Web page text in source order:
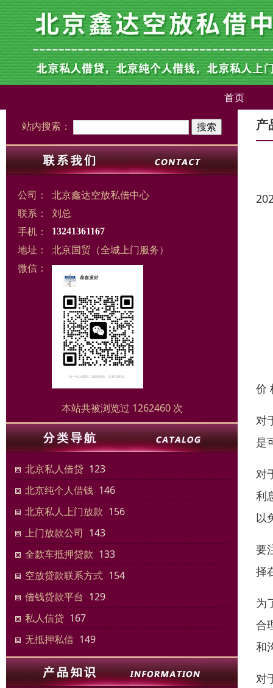
首页
站内搜索：
公司：
北京鑫达空放私借中心
联系：
刘总
手机：
13241361167
地址：
北京国贸（全城上门服务）
微信：
本站共被浏览过 1262460 次
北京私人借贷 123
北京纯个人借钱 146
北京私人上门放款 156
上门放款公司 143
全款车抵押贷款 133
空放贷款联系方式 154
借钱贷款平台 129
私人信贷 167
无抵押私借 149
产
价
对
是
对
利
以
要
择
为
合
和
对